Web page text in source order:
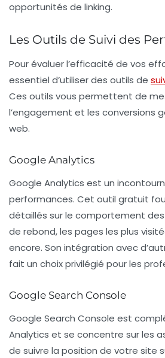
opportunités de linking.
Les Outils de Suivi des
Pour évaluer l’efficacité de vos
essentiel d’utiliser des outils de
Ces outils vous permettent de
l’engagement et les conversions
web.
Google Analytics
Google Analytics est un
performances. Cet outil gratuit
détaillés sur le comportement
de rebond, les pages les plus
encore. Son intégration avec
fait un choix privilégié pour les
Google Search Console
Google Search Console est
Analytics et se concentre sur les
de suivre la position de votre site